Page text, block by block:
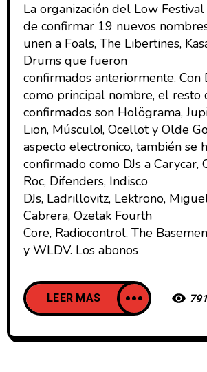
La organización del Low
de confirmar 19 nuevos
unen a Foals, The Libertines,
Drums que fueron
confirmados anteriormente. Con
como principal nombre, el resto
confirmados son Holögrama,
Lion, Músculo!, Ocellot y Olde
aspecto electronico, también se
confirmado como DJs a Carycar,
Roc, Difenders, Indisco
DJs, Ladrillovitz, Lektrono,
Cabrera, Ozetak Fourth
Core, Radiocontrol, The
y WLDV. Los abonos
LEER MAS 791